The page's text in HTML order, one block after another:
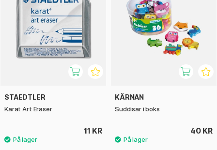
STAEDTLER
Karat Art Eraser
11 KR
KÄRNAN
Suddisar i boks
40 KR